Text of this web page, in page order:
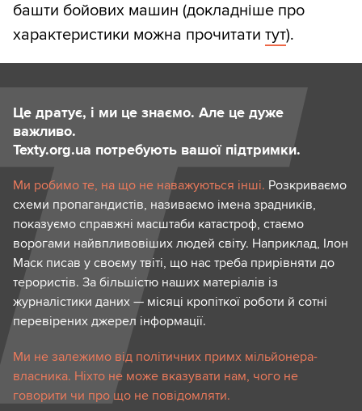
башти бойових машин (докладніше про
характеристики можна прочитати тут).
Це дратує, і ми це знаємо. Але це дуже
важливо.
Texty.org.ua потребують вашої підтримки.
Ми робимо те, на що не наважуються інші. Розкриваємо
схеми пропагандистів, називаємо імена зрадників,
показуємо справжні масштаби катастроф, стаємо
ворогами найвпливовіших людей світу. Наприклад, Ілон
Маск писав у своєму твіті, що нас треба прирівняти до
терористів. За більшістю наших матеріалів із
журналістики даних — місяці кропіткої роботи й сотні
перевірених джерел інформації.
Ми не залежимо від політичних примх мільйонера-
власника. Ніхто не може вказувати нам, чого не
говорити чи про що не повідомляти.